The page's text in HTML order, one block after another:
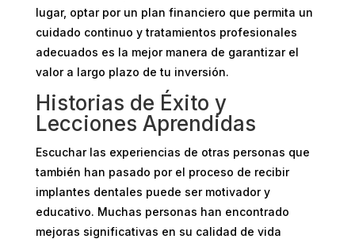
lugar, optar por un plan financiero que permita un
cuidado continuo y tratamientos profesionales
adecuados es la mejor manera de garantizar el
valor a largo plazo de tu inversión.
Historias de Éxito y
Lecciones Aprendidas
Escuchar las experiencias de otras personas que
también han pasado por el proceso de recibir
implantes dentales puede ser motivador y
educativo. Muchas personas han encontrado
mejoras significativas en su calidad de vida